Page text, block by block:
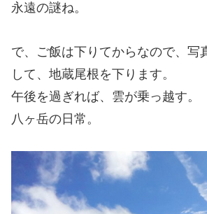
永遠の謎ね。
で、ご飯は下りてからなので、写
して、地蔵尾根を下ります。
午後を過ぎれば、雲が乗っ越す。
八ヶ岳の日常。